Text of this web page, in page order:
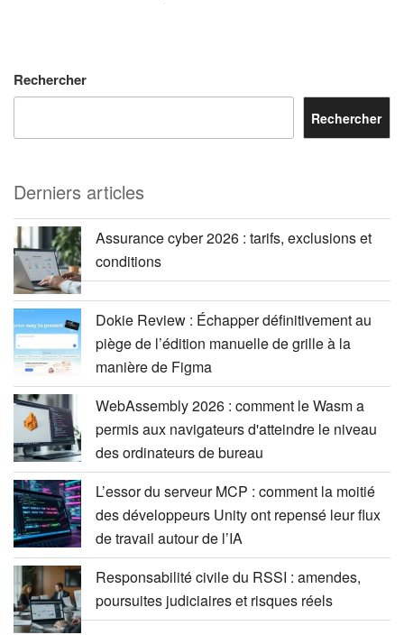
Rechercher
Rechercher
Derniers articles
Assurance cyber 2026 : tarifs, exclusions et
conditions
Dokie Review : Échapper définitivement au
piège de l’édition manuelle de grille à la
manière de Figma
WebAssembly 2026 : comment le Wasm a
permis aux navigateurs d'atteindre le niveau
des ordinateurs de bureau
L’essor du serveur MCP : comment la moitié
des développeurs Unity ont repensé leur flux
de travail autour de l’IA
Responsabilité civile du RSSI : amendes,
poursuites judiciaires et risques réels